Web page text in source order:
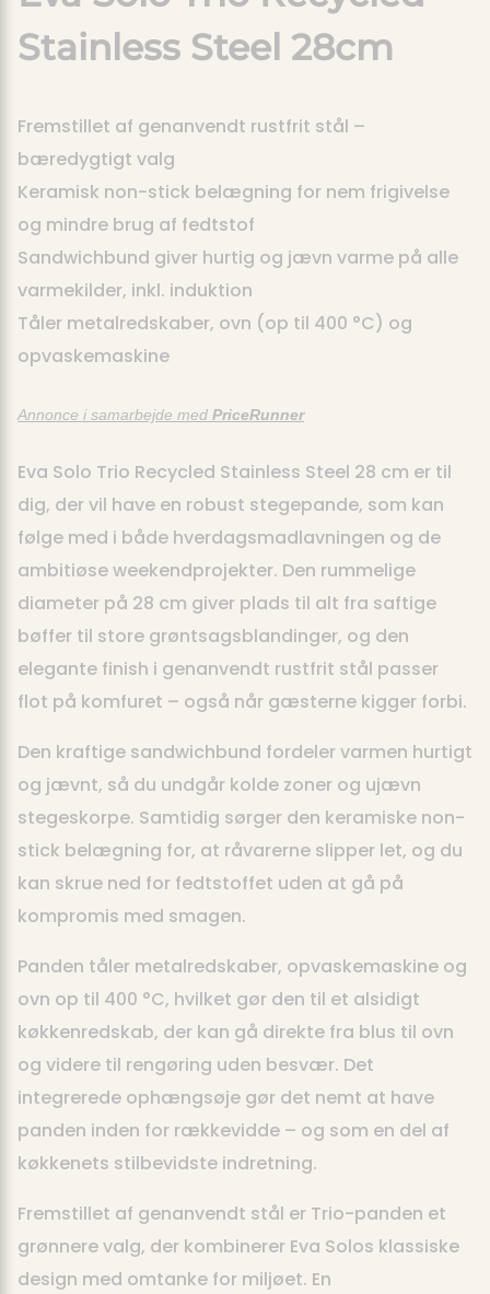
Stainless Steel 28cm
Fremstillet af genanvendt rustfrit stål –
bæredygtigt valg
Keramisk non-stick belægning for nem frigivelse
og mindre brug af fedtstof
Sandwichbund giver hurtig og jævn varme på alle
varmekilder, inkl. induktion
Tåler metalredskaber, ovn (op til 400 °C) og
opvaskemaskine
Annonce i samarbejde med PriceRunner
Eva Solo Trio Recycled Stainless Steel 28 cm er til
dig, der vil have en robust stegepande, som kan
følge med i både hverdagsmadlavningen og de
ambitiøse weekendprojekter. Den rummelige
diameter på 28 cm giver plads til alt fra saftige
bøffer til store grøntsagsblandinger, og den
elegante finish i genanvendt rustfrit stål passer
flot på komfuret – også når gæsterne kigger forbi.
Den kraftige sandwichbund fordeler varmen hurtigt
og jævnt, så du undgår kolde zoner og ujævn
stegeskorpe. Samtidig sørger den keramiske non-
stick belægning for, at råvarerne slipper let, og du
kan skrue ned for fedtstoffet uden at gå på
kompromis med smagen.
Panden tåler metalredskaber, opvaskemaskine og
ovn op til 400 °C, hvilket gør den til et alsidigt
køkkenredskab, der kan gå direkte fra blus til ovn
og videre til rengøring uden besvær. Det
integrerede ophængsøje gør det nemt at have
panden inden for rækkevidde – og som en del af
køkkenets stilbevidste indretning.
Fremstillet af genanvendt stål er Trio-panden et
grønnere valg, der kombinerer Eva Solos klassiske
design med omtanke for miljøet. En